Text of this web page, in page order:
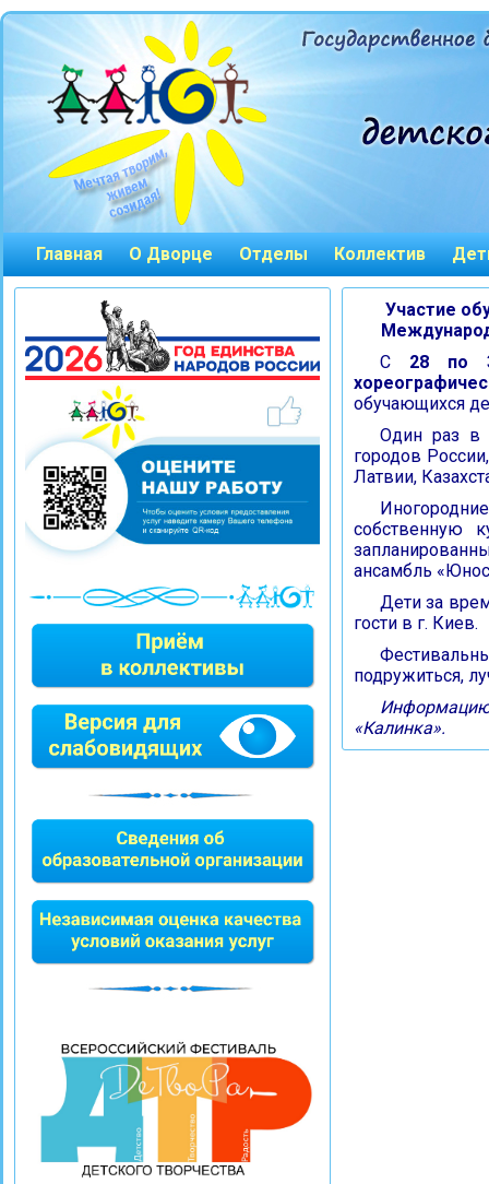
Главная О Дворце Отделы Коллектив
Участие
С 28 по
обучающихся
Один раз в
городов
Латвии,
собственную
ансамбль
Дети за
гости в г. Киев.
подружиться,
Информацию
«Калинка».